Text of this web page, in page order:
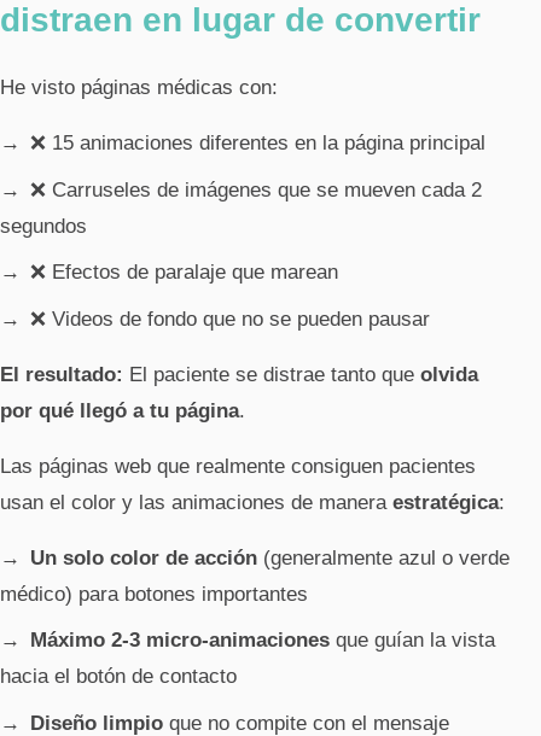
distraen en lugar de convertir
He visto páginas médicas con:
❌ 15 animaciones diferentes en la página principal
❌ Carruseles de imágenes que se mueven cada 2
segundos
❌ Efectos de paralaje que marean
❌ Videos de fondo que no se pueden pausar
El resultado: El paciente se distrae tanto que olvida
por qué llegó a tu página.
Las páginas web que realmente consiguen pacientes
usan el color y las animaciones de manera estratégica:
Un solo color de acción (generalmente azul o verde
médico) para botones importantes
Máximo 2-3 micro-animaciones que guían la vista
hacia el botón de contacto
Diseño limpio que no compite con el mensaje